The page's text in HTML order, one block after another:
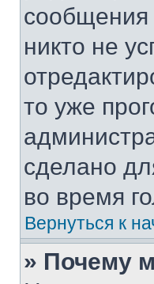
сообщения
никто не
то уже
сделано
во время
Вернуться к
» Почему